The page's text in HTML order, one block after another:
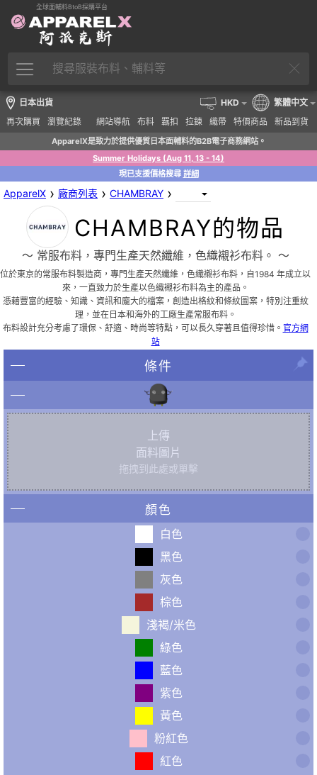
全球面輔料BtoB採購平台
日本出貨
再次購買
瀏覽紀錄 網站導航 布料 羈扣 拉鍊 織帶 特價商品 新品到貨
HKD 繁體中文
ApparelX是致力於提供優質日本面輔料的B2B電子商務網站。
Summer Holidays (Aug 11, 13 - 14)
現已支援價格搜尋 詳細
ApparelX › 廠商列表 › CHAMBRAY ›
CHAMBRAY的物品
〜 常服布料，專門生產天然纖維，色織襯衫布料。 〜
位於東京的常服布料製造商，專門生產天然纖維，色織襯衫布料，自1984 年成立以
來，一直致力於生產以色織襯衫布料為主的產品。
憑藉豐富的經驗、知識、資訊和龐大的檔案，創造出格紋和條紋圖案，特別注重紋
理，並在日本和海外的工廠生產常服布料。
布料設計充分考慮了環保、舒適、時尚等特點，可以長久穿著且值得珍惜。 官方網
站
條件
上傳
面料圖片
拖拽到此處或單擊
顏色
白色
黑色
灰色
棕色
淺褐/米色
綠色
藍色
紫色
黃色
粉紅色
紅色